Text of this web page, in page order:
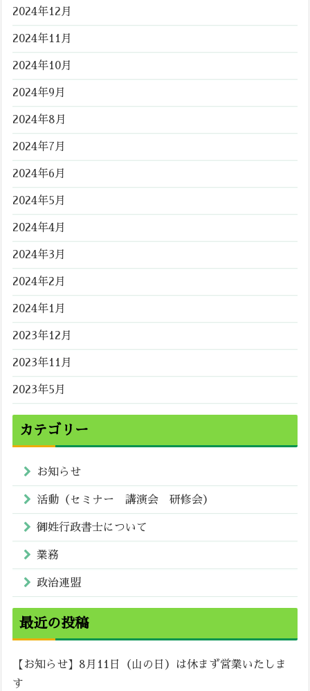
2024年12月
2024年11月
2024年10月
2024年9月
2024年8月
2024年7月
2024年6月
2024年5月
2024年4月
2024年3月
2024年2月
2024年1月
2023年12月
2023年11月
2023年5月
カテゴリー
お知らせ
活動（セミナー 講演会 研修会）
御姓行政書士について
業務
政治連盟
最近の投稿
【お知らせ】8月11日（山の日）は休まず営業いたしま
す